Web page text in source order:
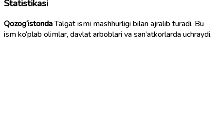
Statistikasi
Qozog‘istondaTalgat ismi mashhurligi bilan ajralib turadi. Bu
ism ko‘plab olimlar, davlat arboblari va san’atkorlarda uchraydi.